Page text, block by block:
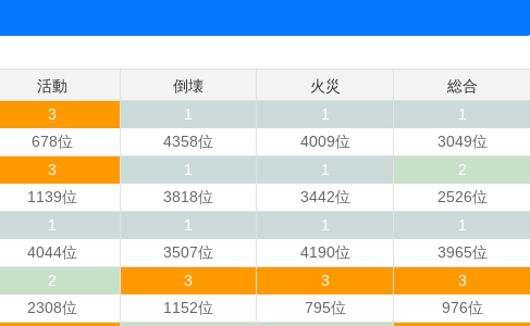
活動 倒壊 火災 総合
3
678位
1
4358位
1
4009位
1
3049位
3
1139位
1
3818位
1
3442位
2
2526位
1
4044位
1
3507位
1
4190位
1
3965位
2
2308位
3
1152位
3
795位
3
976位